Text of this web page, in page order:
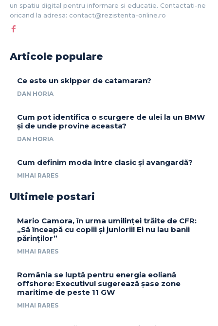
un spatiu digital pentru informare si educatie. Contactati-ne
oricand la adresa: contact@rezistenta-online.ro
Articole populare
Ce este un skipper de catamaran?
DAN HORIA
Cum pot identifica o scurgere de ulei la un BMW
și de unde provine aceasta?
DAN HORIA
Cum definim moda între clasic și avangardă?
MIHAI RARES
Ultimele postari
Mario Camora, în urma umilinței trăite de CFR:
„Să înceapă cu copiii și juniorii! Ei nu iau banii
părinților”
MIHAI RARES
România se luptă pentru energia eoliană
offshore: Executivul sugerează șase zone
maritime de peste 11 GW
MIHAI RARES